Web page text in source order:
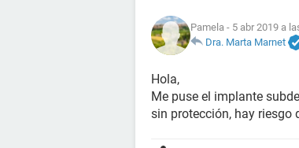
Pamela - 5 abr 2019 a
Dra. Marta Marnet
Hola,
Me puse el implante
sin protección, hay riesgo